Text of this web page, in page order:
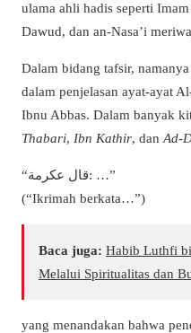
ulama ahli hadis seperti
Dawud, dan an-Nasa’i
Dalam bidang tafsir,
dalam penjelasan ayat-ayat
Ibnu Abbas. Dalam banyak
Thabari, Ibn Kathir, dan Ad-
“قال عكرمة: …”
(“Ikrimah berkata…”)
Baca juga: Habib Luthfi
Melalui Spiritualitas dan
yang menandakan bahwa